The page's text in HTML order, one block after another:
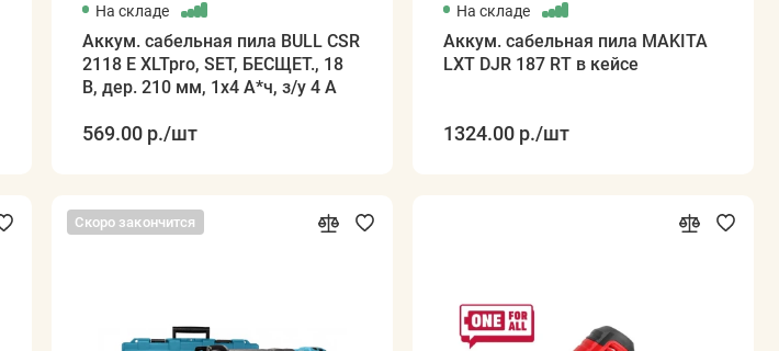
На складе
Аккум. сабельная пила BULL CSR
2118 E XLTpro, SET, БЕСЩЕТ., 18
В, дер. 210 мм, 1х4 А*ч, з/у 4 А
569.00 р./шт
На складе
Аккум. сабельная пила MAKITA
LXT DJR 187 RT в кейсе
1324.00 р./шт
Скоро закончится